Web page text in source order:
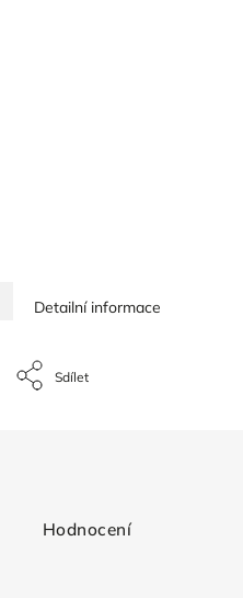
Detailní informace
Sdílet
Hodnocení